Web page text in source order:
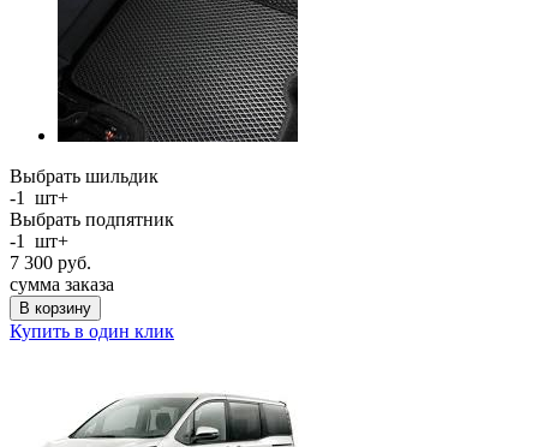
Выбрать шильдик
-1 шт+
Выбрать подпятник
-1 шт+
7 300 руб.
сумма заказа
В корзину
Купить в один клик